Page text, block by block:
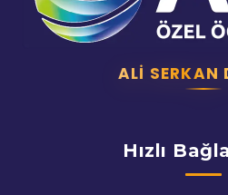
ALI SERKAN
Hızlı